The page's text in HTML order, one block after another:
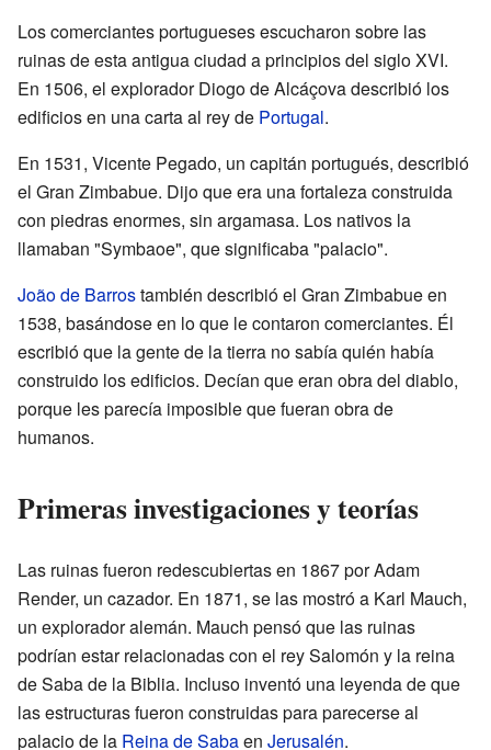
Los comerciantes portugueses escucharon sobre las
ruinas de esta antigua ciudad a principios del siglo XVI.
En 1506, el explorador Diogo de Alcáçova describió los
edificios en una carta al rey de Portugal.
En 1531, Vicente Pegado, un capitán portugués, describió
el Gran Zimbabue. Dijo que era una fortaleza construida
con piedras enormes, sin argamasa. Los nativos la
llamaban "Symbaoe", que significaba "palacio".
João de Barrostambién describió el Gran Zimbabue en
1538, basándose en lo que le contaron comerciantes. Él
escribió que la gente de la tierra no sabía quién había
construido los edificios. Decían que eran obra del diablo,
porque les parecía imposible que fueran obra de
humanos.
Primeras investigaciones y teorías
Las ruinas fueron redescubiertas en 1867 por Adam
Render, un cazador. En 1871, se las mostró a Karl Mauch,
un explorador alemán. Mauch pensó que las ruinas
podrían estar relacionadas con el rey Salomón y la reina
de Saba de la Biblia. Incluso inventó una leyenda de que
las estructuras fueron construidas para parecerse al
palacio de la Reina de Sabaen Jerusalén.